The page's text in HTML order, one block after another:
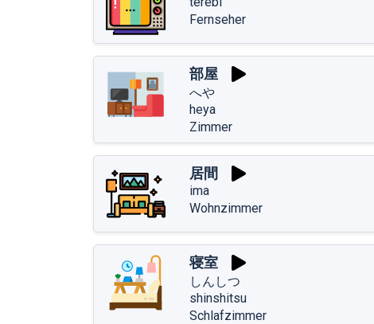
Fernseher
部屋
へや
heya
Zimmer
居間
ima
Wohnzimmer
寝室
しんしつ
shinshitsu
Schlafzimmer